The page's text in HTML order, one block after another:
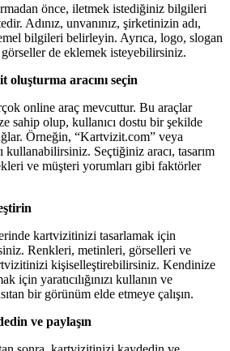
önce, iletmek istediğiniz bilgileri
Adınız, unvanınız, şirketinizin adı,
bilgileri belirleyin. Ayrıca, logo, slogan
de eklemek isteyebilirsiniz.
oluşturma aracını seçin
online araç mevcuttur. Bu araçlar
sahip olup, kullanıcı dostu bir şekilde
Örneğin, “Kartvizit.com” veya
kullanabilirsiniz. Seçtiğiniz aracı, tasarım
ve müşteri yorumları gibi faktörler
kartvizitinizi tasarlamak için
Renkleri, metinleri, görselleri ve
kişiselleştirebilirsiniz. Kendinize
için yaratıcılığınızı kullanın ve
bir görünüm elde etmeye çalışın.
ve paylaşın